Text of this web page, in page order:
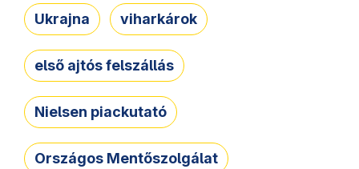
Ukrajna viharkárok
első ajtós felszállás
Nielsen piackutató
Országos Mentőszolgálat